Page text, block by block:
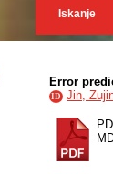
Iskanje
Error
ID Jin,